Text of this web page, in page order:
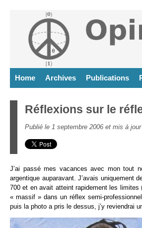
Home Archives Publications
Réflexions sur le
Publié le 1 septembre 2006 et mis à
J’ai passé mes vacances avec mon tout
argentique auparavant. J’avais uniquement
700 et en avait atteint rapidement les limites
« massif » dans un réflex semi-
puis la photo a pris le dessus, j’y reviendrai